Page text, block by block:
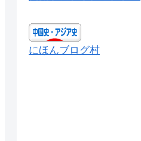
にほんブログ村